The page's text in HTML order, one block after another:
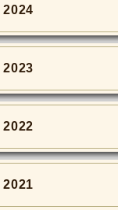
2024
2023
2022
2021